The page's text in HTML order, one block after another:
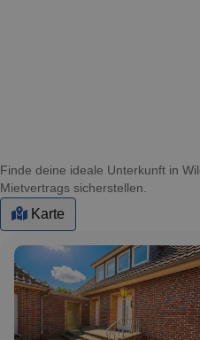
Finde deine ideale Unterkunft in
Mietvertrags sicherstellen.
Karte